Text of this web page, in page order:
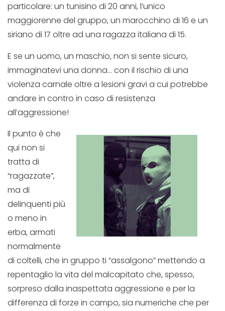
particolare: un tunisino di 20 anni, l’unico
maggiorenne del gruppo, un marocchino di 16 e un
siriano di 17 oltre ad una ragazza italiana di 15.
E se un uomo, un maschio, non si sente sicuro,
immaginatevi una donna… con il rischio di una
violenza carnale oltre a lesioni gravi a cui potrebbe
andare in contro in caso di resistenza
all’aggressione!
Il punto è che
qui non si
tratta di
“ragazzate”,
ma di
delinquenti più
o meno in
erba, armati
normalmente
di coltelli, che in gruppo ti “assalgono” mettendo a
repentaglio la vita del malcapitato che, spesso,
sorpreso dalla inaspettata aggressione e per la
differenza di forze in campo, sia numeriche che per